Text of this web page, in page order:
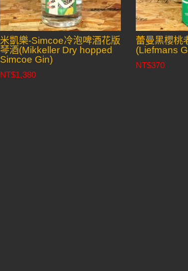
米凱樂-Simcoe冷泡啤酒花版
琴酒(Mikkeller Dry hopped
Simcoe Gin)
NT$1,380
蕾曼黑櫻桃
(Liefmans
NT$370